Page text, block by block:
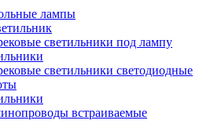
лампы
светильники под лампу
светильники светодиодные
встраиваемые